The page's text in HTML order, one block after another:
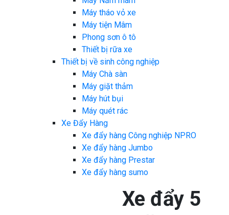
Máy tháo vỏ xe
Máy tiện Mâm
Phong sơn ô tô
Thiết bị rữa xe
Thiết bị về sinh công nghiệp
Máy Chà sàn
Máy giặt thảm
Máy hút bụi
Máy quét rác
Xe Đẩy Hàng
Xe đẩy hàng Công nghiệp NPRO
Xe đẩy hàng Jumbo
Xe đẩy hàng Prestar
Xe đẩy hàng sumo
Xe đẩy 5